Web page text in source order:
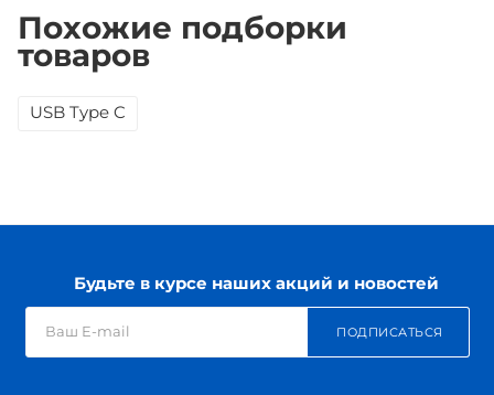
Похожие подборки
товаров
USB Type C
Будьте в курсе наших акций и новостей
ПОДПИСАТЬСЯ